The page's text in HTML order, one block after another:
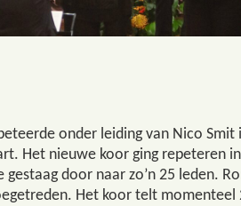
onder leiding van Nico
Het nieuwe koor ging repeteren
door naar zo’n 25 leden.
Het koor telt